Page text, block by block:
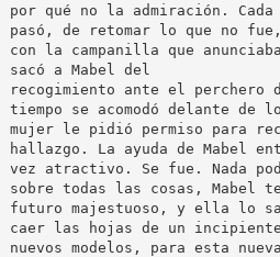
por qué no la admiración.
pasó, de retomar lo que no
con la campanilla que
sacó a Mabel del
recogimiento ante el perchero
tiempo se acomodó delante de
mujer le pidió permiso para
hallazgo. La ayuda de Mabel
vez atractivo. Se fue. Nada
sobre todas las cosas, Mabel
futuro majestuoso, y ella lo
caer las hojas de un
nuevos modelos, para esta